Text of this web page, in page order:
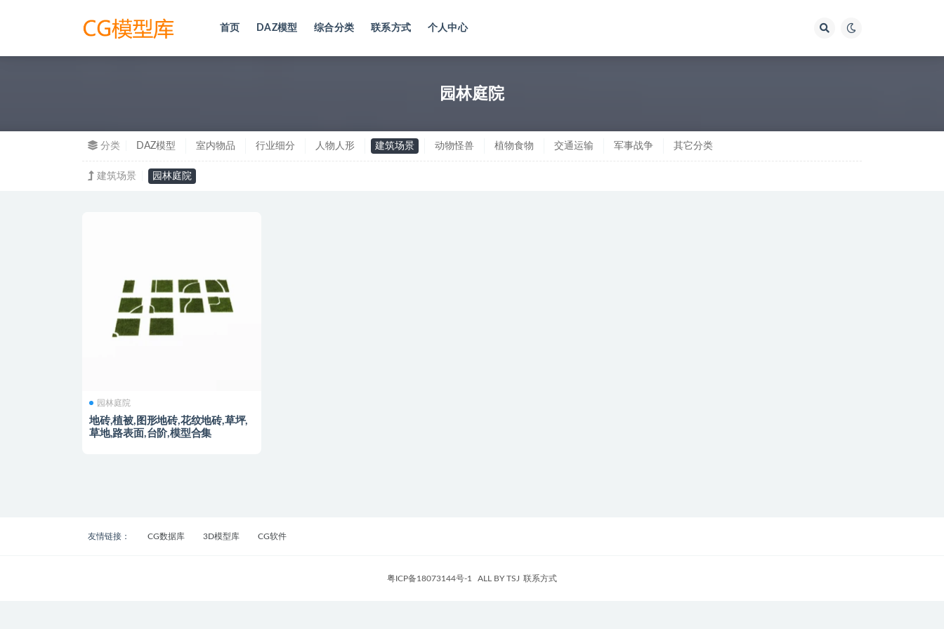
首页 DAZ模型 综合分类 联系方式 个人中心
园林庭院
分类 DAZ模型 室内物品 行业细分 人物人形 建筑场景 动物怪兽 植物食物 交通运输 军事战争 其它分类
建筑场景 园林庭院
园林庭院
地砖,植被,图形地砖,花纹地砖,草坪,
草地,路表面,台阶,模型合集
友情链接： CG数据库 3D模型库 CG软件
粤ICP备18073144号-1 ALL BY TSJ 联系方式